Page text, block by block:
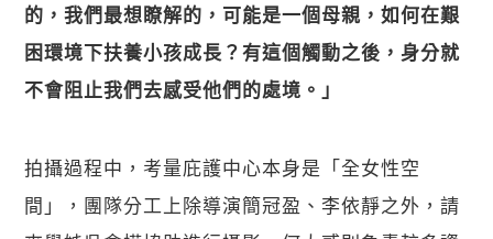
的，我們最想瞭解的，可能是一個母親，如何在艱
困環境下扶養小孩成長？有這個觸動之後，身分就
不會阻止我們去感受他們的處境。」
拍攝過程中，考量庇護中心本身是「全女性空
間」，團隊分工上除導演簡冠盈、李依靜之外，請